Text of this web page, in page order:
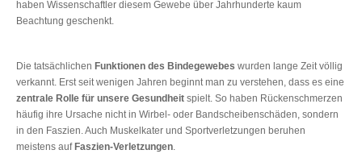
haben Wissenschaftler diesem Gewebe über Jahrhunderte kaum
Beachtung geschenkt.
Die tatsächlichen Funktionen des Bindegewebes wurden lange Zeit völlig
verkannt. Erst seit wenigen Jahren beginnt man zu verstehen, dass es eine
zentrale Rolle für unsere Gesundheit spielt. So haben Rückenschmerzen
häufig ihre Ursache nicht in Wirbel- oder Bandscheibenschäden, sondern
in den Faszien. Auch Muskelkater und Sportverletzungen beruhen
meistens auf Faszien-Verletzungen.